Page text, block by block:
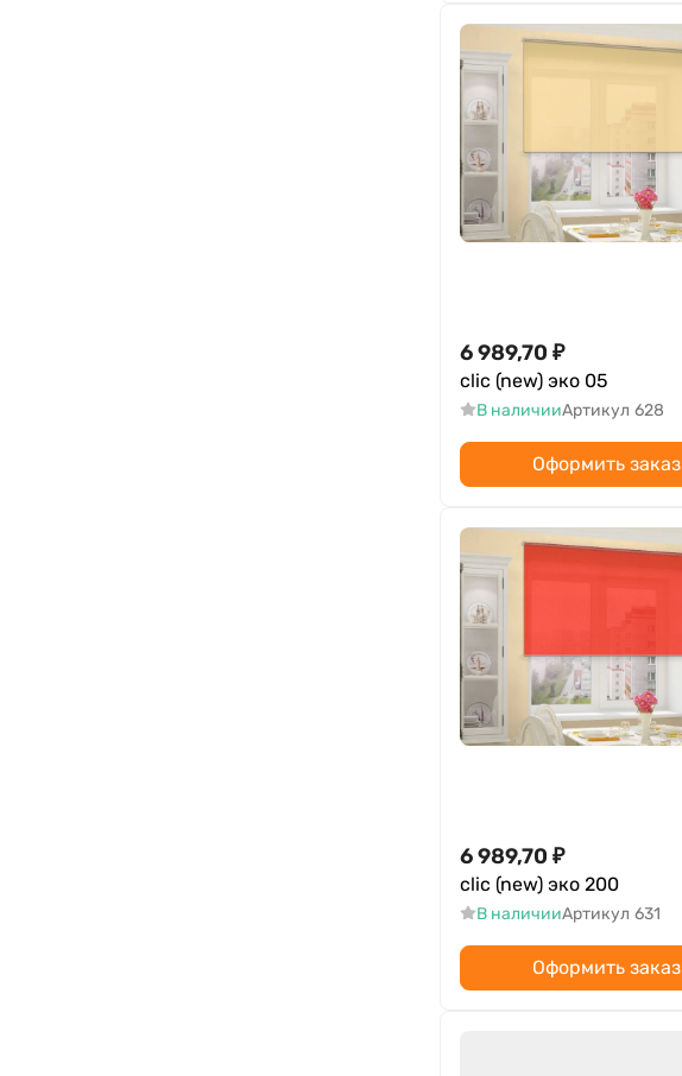
6 989,70 ₽
clic (new) эко 05
В наличииАртикул 628
Оформить заказ
6 989,70 ₽
clic (new) эко 200
В наличииАртикул 631
Оформить заказ